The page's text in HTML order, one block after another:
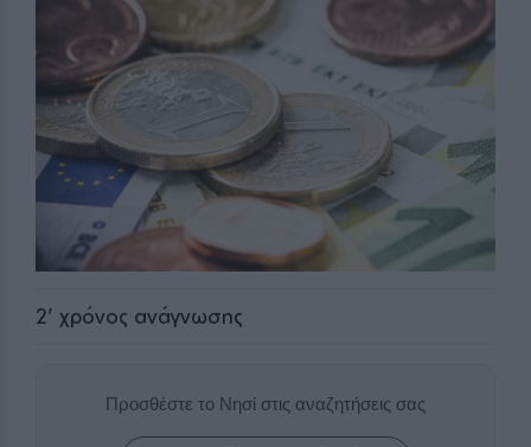
2' χρόνος ανάγνωσης
Προσθέστε το Νησί στις αναζητήσεις σας